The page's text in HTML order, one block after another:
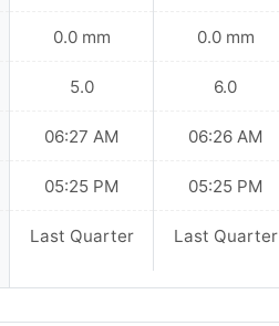
0.0 mm
5.0
06:27 AM
05:25 PM
Last Quarter
0.0 mm
6.0
06:26 AM
05:25 PM
Last Quarter